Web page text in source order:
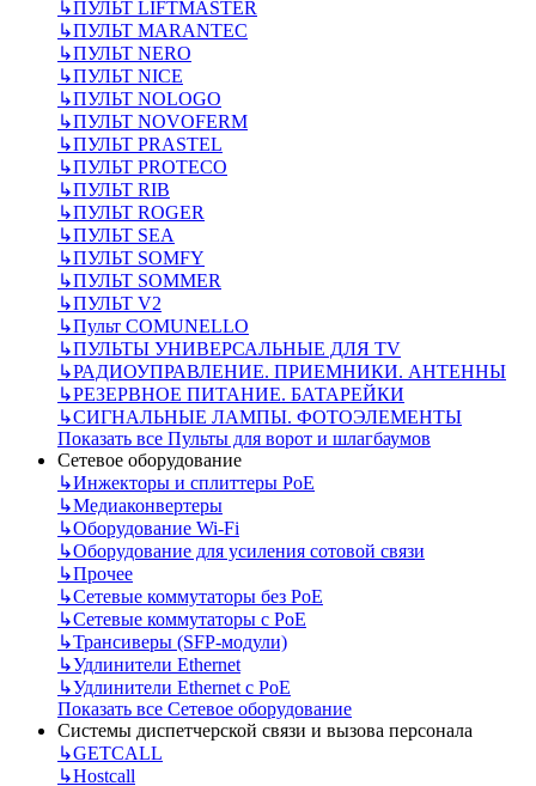
↳ПУЛЬТ LIFTMASTER
↳ПУЛЬТ MARANTEC
↳ПУЛЬТ NERO
↳ПУЛЬТ NICE
↳ПУЛЬТ NOLOGO
↳ПУЛЬТ NOVOFERM
↳ПУЛЬТ PRASTEL
↳ПУЛЬТ PROTECO
↳ПУЛЬТ RIB
↳ПУЛЬТ ROGER
↳ПУЛЬТ SEA
↳ПУЛЬТ SOMFY
↳ПУЛЬТ SOMMER
↳ПУЛЬТ V2
↳Пульт СOMUNELLO
↳ПУЛЬТЫ УНИВЕРСАЛЬНЫЕ ДЛЯ TV
↳РАДИОУПРАВЛЕНИЕ. ПРИЕМНИКИ. АНТЕННЫ
↳РЕЗЕРВНОЕ ПИТАНИЕ. БАТАРЕЙКИ
↳СИГНАЛЬНЫЕ ЛАМПЫ. ФОТОЭЛЕМЕНТЫ
Показать все Пульты для ворот и шлагбаумов
Сетевое оборудование
↳Инжекторы и сплиттеры РоЕ
↳Медиаконвертеры
↳Оборудование Wi-Fi
↳Оборудование для усиления сотовой связи
↳Прочее
↳Сетевые коммутаторы без РоЕ
↳Сетевые коммутаторы с РоЕ
↳Трансиверы (SFP-модули)
↳Удлинители Ethernet
↳Удлинители Ethernet с PoE
Показать все Сетевое оборудование
Системы диспетчерской связи и вызова персонала
↳GETCALL
↳Hostcall